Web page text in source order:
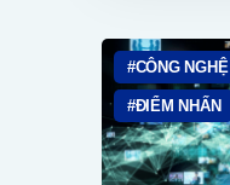
CÔNG
ĐIỂM NHẤN